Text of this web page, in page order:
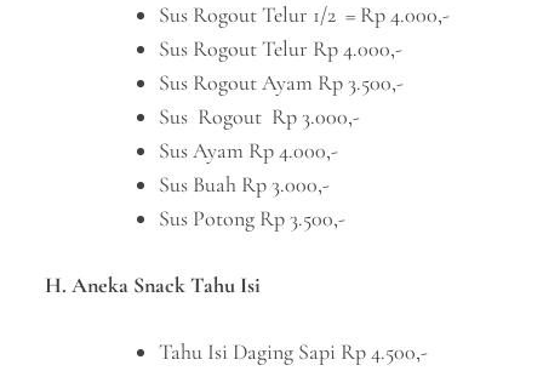
Sus Rogout Telur 1/2 = Rp 4.000,-
Sus Rogout Telur Rp 4.000,-
Sus Rogout Ayam Rp 3.500,-
Sus Rogout Rp 3.000,-
Sus Ayam Rp 4.000,-
Sus Buah Rp 3.000,-
Sus Potong Rp 3.500,-
H. Aneka Snack Tahu Isi
Tahu Isi Daging Sapi Rp 4.500,-